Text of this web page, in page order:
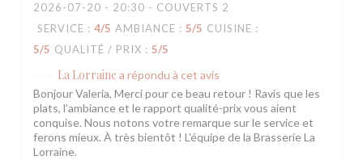
2026-07-20 - 20:30 - COUVERTS 2
SERVICE : 4/5 AMBIANCE : 5/5 CUISINE :
5/5 QUALITÉ / PRIX : 5/5
La Lorraine a répondu à cet avis
Bonjour Valeria, Merci pour ce beau retour ! Ravis que les
plats, l'ambiance et le rapport qualité-prix vous aient
conquise. Nous notons votre remarque sur le service et
ferons mieux. À très bientôt ! L'équipe de la Brasserie La
Lorraine.